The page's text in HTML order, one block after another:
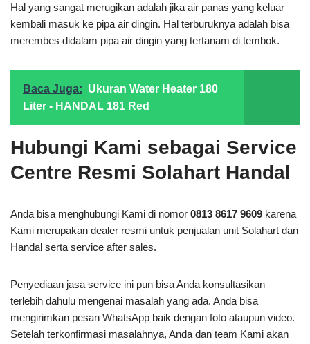
Hal yang sangat merugikan adalah jika air panas yang keluar
kembali masuk ke pipa air dingin. Hal terburuknya adalah bisa
merembes didalam pipa air dingin yang tertanam di tembok.
Baca Juga: Ukuran Water Heater 180
Liter - HANDAL 181 Red
Hubungi Kami sebagai Service
Centre Resmi Solahart Handal
Anda bisa menghubungi Kami di nomor 0813 8617 9609 karena
Kami merupakan dealer resmi untuk penjualan unit Solahart dan
Handal serta service after sales.
Penyediaan jasa service ini pun bisa Anda konsultasikan
terlebih dahulu mengenai masalah yang ada. Anda bisa
mengirimkan pesan WhatsApp baik dengan foto ataupun video.
Setelah terkonfirmasi masalahnya, Anda dan team Kami akan